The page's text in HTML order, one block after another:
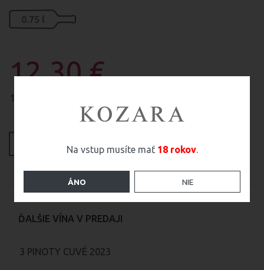
12.30 €
10.00 € bez DPH
ks DO KOŠÍKA
ĎALŠIE VÍNA V PREDAJI
3 PINOTY CUVÉ 2023
Na vstup musíte mať 18 rokov.
ÁNO NIE